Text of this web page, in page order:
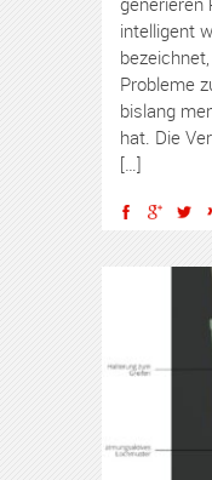
intelligent
Probleme
bislang
hat. Die
[…]